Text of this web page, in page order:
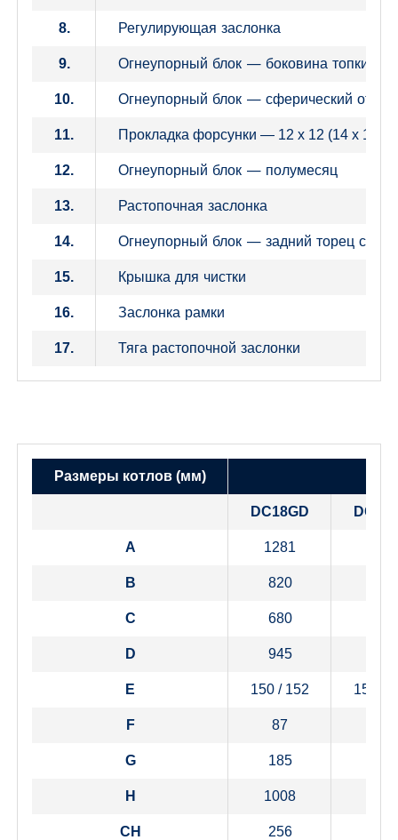
8. Регулирующая заслонка
9. Огнеупорный блок — боковина топки
10. Огнеупорный блок — сферический отсек
11. Прокладка форсунки — 12 x 12 (14 x 14)
12. Огнеупорный блок — полумесяц
13. Растопочная заслонка
14. Огнеупорный блок — задний торец
15. Крышка для чистки
16. Заслонка рамки
17. Тяга растопочной заслонки
Размеры котлов (мм)
DC18GD
A 1281
B 820
C 680
D 945
E 150 / 152 150 /
F 87
G 185
H 1008
CH 256